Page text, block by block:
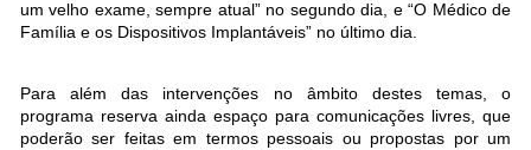
um velho exame, sempre atual” no segundo dia, e “O Médico de
Família e os Dispositivos Implantáveis” no último dia.
Para além das intervenções no âmbito destes temas, o
programa reserva ainda espaço para comunicações livres, que
poderão ser feitas em termos pessoais ou propostas por um